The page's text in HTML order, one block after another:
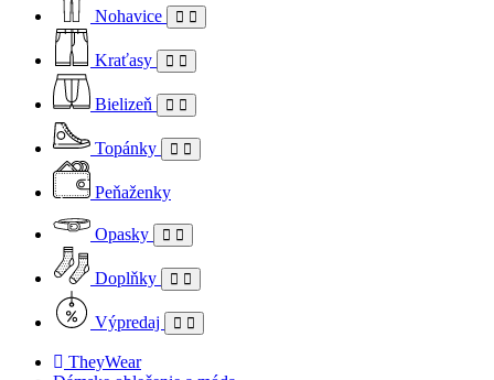
Nohavice
Kraťasy
Bielizeň
Topánky
Peňaženky
Opasky
Doplňky
Výpredaj
TheyWear